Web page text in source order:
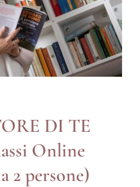
DI TE
Online
2 persone)